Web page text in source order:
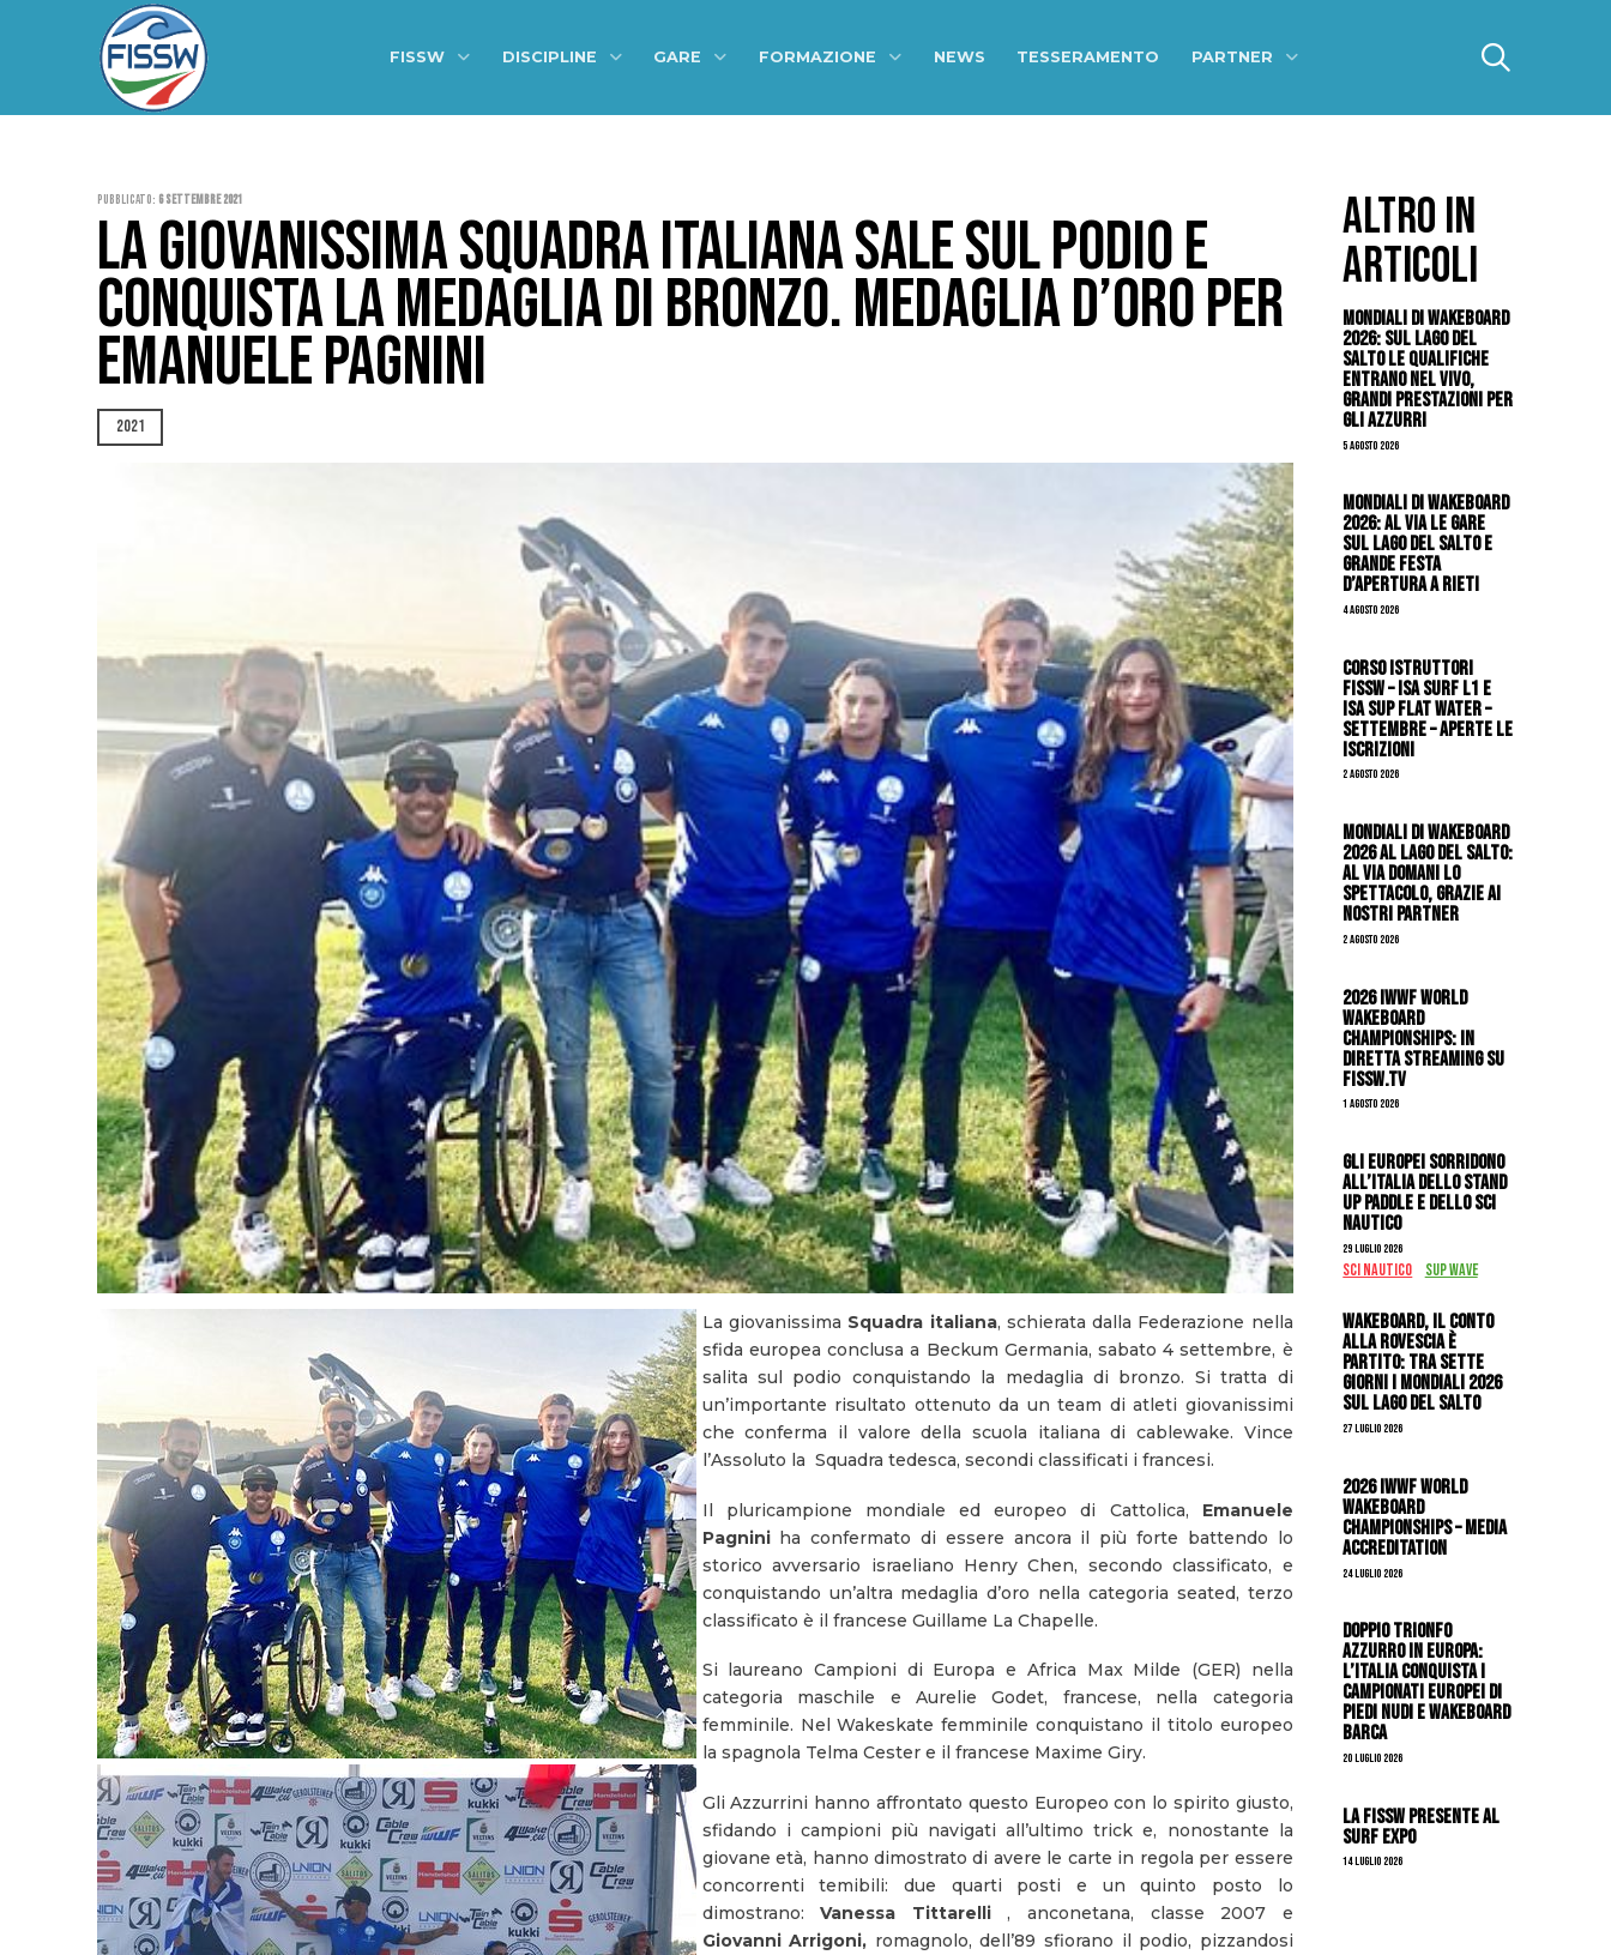
FISSW DISCIPLINE GARE FORMAZIONE NEWS TESSERAMENTO PARTNER
Pubblicato: 6 Settembre 2021
LA GIOVANISSIMA SQUADRA ITALIANA SALE SUL PODIO E
CONQUISTA LA MEDAGLIA DI BRONZO. MEDAGLIA D’ORO PER
EMANUELE PAGNINI
2021
La giovanissima Squadra italiana, schierata dalla Federazione nella
sfida europea conclusa a Beckum Germania, sabato 4 settembre, è
salita sul podio conquistando la medaglia di bronzo. Si tratta di
un’importante risultato ottenuto da un team di atleti giovanissimi
che conferma il valore della scuola italiana di cablewake. Vince
l’Assoluto la Squadra tedesca, secondi classificati i francesi.
Il pluricampione mondiale ed europeo di Cattolica, Emanuele
Pagniniha confermato di essere ancora il più forte battendo lo
storico avversario israeliano Henry Chen, secondo classificato, e
conquistando un’altra medaglia d’oro nella categoria seated, terzo
classificato è il francese Guillame La Chapelle.
Si laureano Campioni di Europa e Africa Max Milde (GER) nella
categoria maschile e Aurelie Godet, francese, nella categoria
femminile. Nel Wakeskate femminile conquistano il titolo europeo
la spagnola Telma Cester e il francese Maxime Giry.
Gli Azzurrini hanno affrontato questo Europeo con lo spirito giusto,
sfidando i campioni più navigati all’ultimo trick e, nonostante la
giovane età, hanno dimostrato di avere le carte in regola per essere
concorrenti temibili: due quarti posti e un quinto posto lo
dimostrano:Vanessa Tittarelli, anconetana, classe 2007 e
Giovanni Arrigoni, romagnolo, dell’89 sfiorano il podio, pizzandosi
ALTRO IN
ARTICOLI
Mondiali di Wakeboard
2026: sul Lago del
Salto le qualifiche
entrano nel vivo,
grandi prestazioni per
gli azzurri
5 Agosto 2026
Mondiali di Wakeboard
2026: al via le gare
sul Lago del Salto e
grande festa
d’apertura a Rieti
4 Agosto 2026
CORSO ISTRUTTORI
FISSW – ISA SURF L1 e
ISA SUP Flat Water –
SETTEMBRE – APERTE LE
ISCRIZIONI
2 Agosto 2026
Mondiali di Wakeboard
2026 al Lago del Salto:
al via domani lo
spettacolo, grazie ai
nostri Partner
2 Agosto 2026
2026 IWWF WORLD
WAKEBOARD
CHAMPIONSHIPS: IN
DIRETTA STREAMING SU
FISSW.TV
1 Agosto 2026
Gli Europei sorridono
all’Italia dello stand
up paddle e dello sci
nautico
29 Luglio 2026
SCI NAUTICO SUP WAVE
Wakeboard, il conto
alla rovescia è
partito: tra sette
giorni i Mondiali 2026
sul Lago del Salto
27 Luglio 2026
2026 IWWF WORLD
WAKEBOARD
CHAMPIONSHIPS – MEDIA
ACCREDITATION
24 Luglio 2026
DOPPIO TRIONFO
AZZURRO IN EUROPA:
L’ITALIA CONQUISTA I
CAMPIONATI EUROPEI DI
PIEDI NUDI E WAKEBOARD
BARCA
20 Luglio 2026
La FISSW presente al
Surf Expo
14 Luglio 2026